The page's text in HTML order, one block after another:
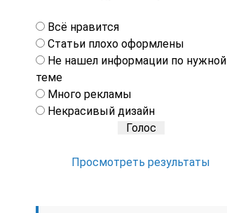
Всё нравится
Статьи плохо оформлены
Не нашел информации по нужной
теме
Много рекламы
Некрасивый дизайн
Просмотреть результаты